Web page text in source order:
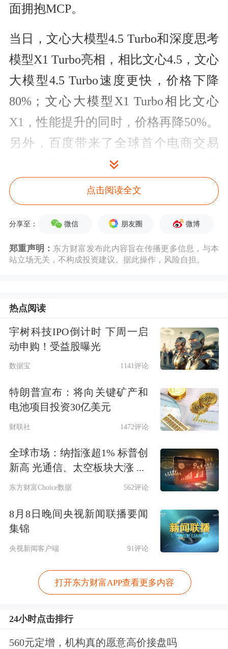
面拥抱MCP。
当日，文心大模型4.5 Turbo和深度思考
模型X1 Turbo亮相，相比文心4.5，文心
大模型4.5 Turbo速度更快，价格下降
80%；文心大模型X1 Turbo相比文心
X1，性能提升的同时，价格再降50%。
另外，百度带来了全球首个电商交易
MCP（即“模型上下文协议”），搜索
MCP等MCP server，帮助开发者全面拥
抱MCP。
“所有这些发布，都是为了让开发者们
成本、更不用担心开发工具和平台，可
以踏踏实实地做应用，做出最好的应
用！”面向现场5000名开发者和科技爱
好者，李彦宏如此表示。
过去一年，大模型世界风云变幻。一边
是大模型厂商的不断竞争，另一边是开
说，“只要找对场景，选对基础模型，
有时候还要学一点调模型的方法，在此
他强调，“没有应用，芯片、模型都没
有价值。模型会有很多，但未来真
王者。”
李彦宏认为，当前开发者做AI应用的一
大阻碍，就是大模型成本高、用不起。
点击阅读全文
分享至： 微信 朋友圈 微博
郑重声明： 东方财富发布此内容旨在传播更多信息，与本
站立场无关，不构成投资建议。据此操作，风险自担。
热点阅读
宇树科技IPO倒计时 下周一启
动申购！受益股曝光
数据宝 1141评论
特朗普宣布：将向关键矿产和
电池项目投资30亿美元
财联社 1472评论
全球市场：纳指涨超1% 标普创
新高 光通信、太空板块大涨 ...
东方财富Choice数据 562评论
8月8日晚间央视新闻联播要闻
集锦
央视新闻客户端 91评论
打开东方财富APP查看更多内容
24小时点击排行
560元定增，机构真的愿意高价接盘吗